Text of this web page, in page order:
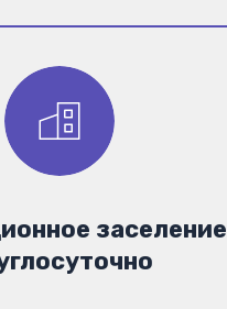
заселение